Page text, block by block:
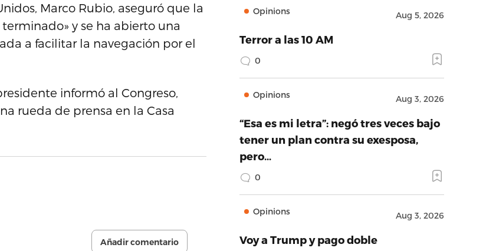
Marco Rubio, aseguró que la
y se ha abierto una
a facilitar la navegación por el
informó al Congreso,
rueda de prensa en la Casa
Añadir comentario
Opinions Aug 5, 2026
Terror a las 10 AM
0
Opinions Aug 3, 2026
“Esa es mi letra”: negó tres veces bajo
tener un plan contra su exesposa,
pero…
0
Opinions Aug 3, 2026
Voy a Trump y pago doble